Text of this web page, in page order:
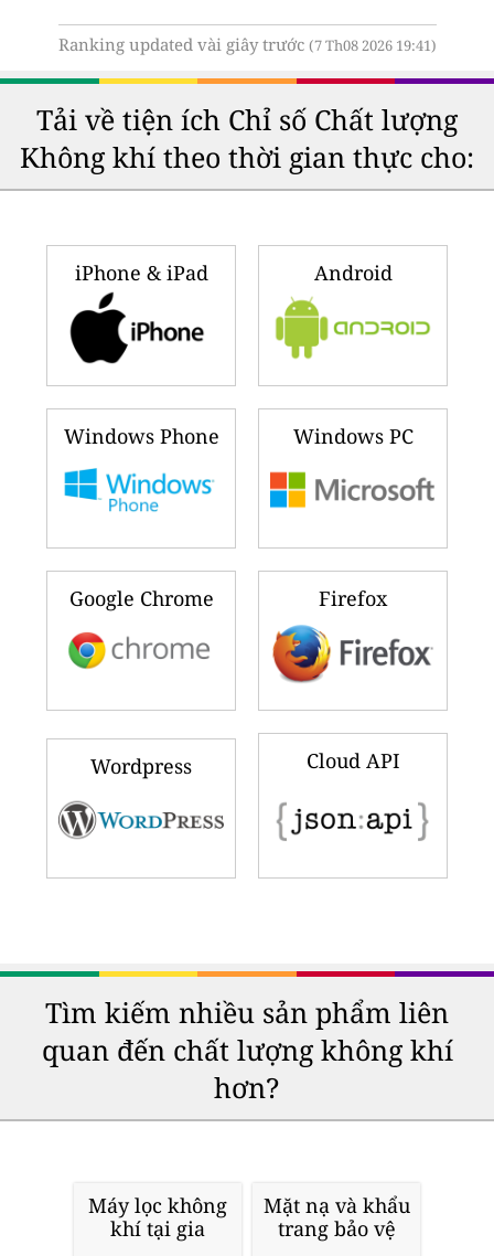
Ranking updated vài giây trước (7 Th08 2026 19:41)
Tải về tiện ích Chỉ số Chất lượng
Không khí theo thời gian thực cho:
iPhone & iPad Android
Windows Phone Windows PC
Google Chrome Firefox
Wordpress Cloud API
Tìm kiếm nhiều sản phẩm liên
quan đến chất lượng không khí
hơn?
Máy lọc không
khí tại gia
Mặt nạ và khẩu
trang bảo vệ